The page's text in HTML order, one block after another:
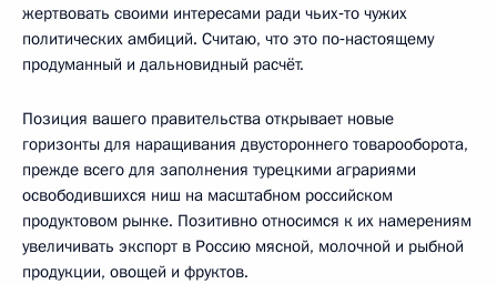
жертвовать своими интересами ради чьих‑то чужих
политических амбиций. Считаю, что это по‑настоящему
продуманный и дальновидный расчёт.
Позиция вашего правительства открывает новые
горизонты для наращивания двустороннего товарооборота,
прежде всего для заполнения турецкими аграриями
освободившихся ниш на масштабном российском
продуктовом рынке. Позитивно относимся к их намерениям
увеличивать экспорт в Россию мясной, молочной и рыбной
продукции, овощей и фруктов.